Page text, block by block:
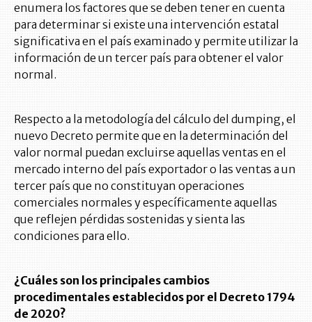
enumera los factores que se deben tener en cuenta
para determinar si existe una intervención estatal
significativa en el país examinado y permite utilizar la
información de un tercer país para obtener el valor
normal.
Respecto a la metodología del cálculo del dumping, el
nuevo Decreto permite que en la determinación del
valor normal puedan excluirse aquellas ventas en el
mercado interno del país exportador o las ventas a un
tercer país que no constituyan operaciones
comerciales normales y específicamente aquellas
que reflejen pérdidas sostenidas y sienta las
condiciones para ello.
¿Cuáles son los principales cambios
procedimentales establecidos por el Decreto 1794
de 2020?